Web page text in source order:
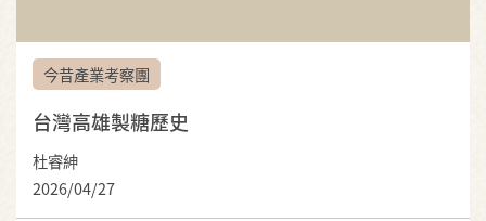
今昔產業考察團
台灣高雄製糖歷史
杜睿紳
2026/04/27